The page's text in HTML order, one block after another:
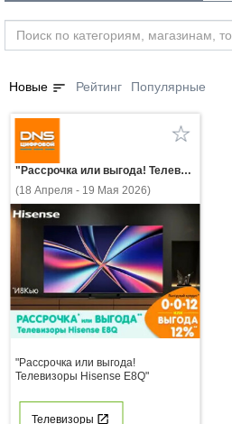
Новые sort Рейтинг Популярные
"Рассрочка или выгода! Телевизоры Hisense E8Q"
(18 Апреля - 19 Мая 2026)
"Рассрочка или выгода!
Телевизоры Hisense E8Q"
Телевизоры